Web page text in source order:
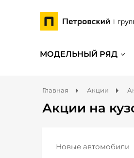
МОДЕЛЬНЫЙ РЯД
Главная Акции
Акции на
Новые автомобили